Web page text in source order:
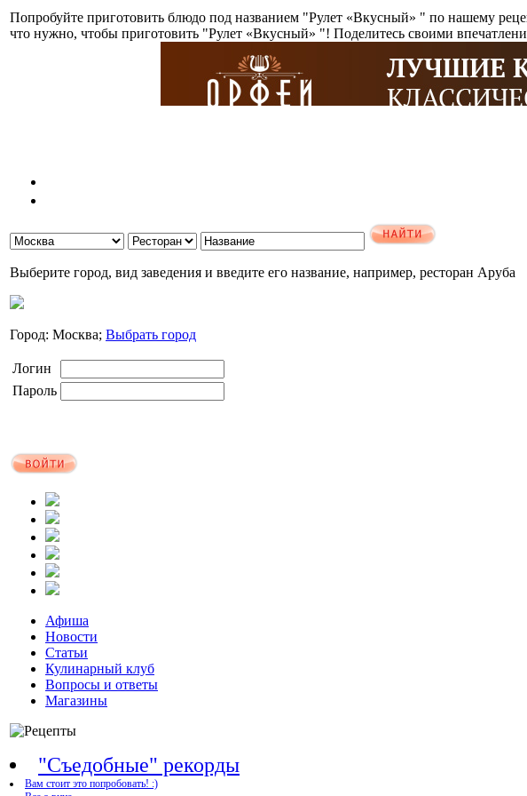
Попробуйте приготовить блюдо под названием "Рулет «Вкусный» " по нашему
что нужно, чтобы приготовить "Рулет «Вкусный» "! Поделитесь своими
Выберите город, вид заведения и введите его название, например, ресторан Аруба
Город: Москва; Выбрать город
Логин
Пароль
Афиша
Новости
Статьи
Кулинарный клуб
Вопросы и ответы
Магазины
"Съедобные" рекорды
Вам стоит это попробовать! :)